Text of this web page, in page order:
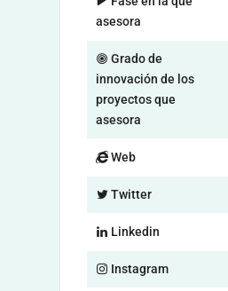
asesora
Grado de
innovación de los
proyectos que
asesora
Web
Twitter
Linkedin
Instagram